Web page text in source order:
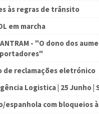
às regras de trânsito
em marcha
- "O dono dos
de reclamações eletrónico
Logistica | 25 Junho |
com bloqueios